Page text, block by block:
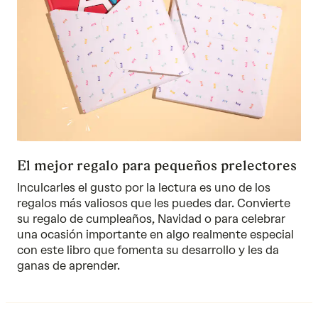
El mejor regalo para pequeños prelectores
Inculcarles el gusto por la lectura es uno de los
regalos más valiosos que les puedes dar. Convierte
su regalo de cumpleaños, Navidad o para celebrar
una ocasión importante en algo realmente especial
con este libro que fomenta su desarrollo y les da
ganas de aprender.